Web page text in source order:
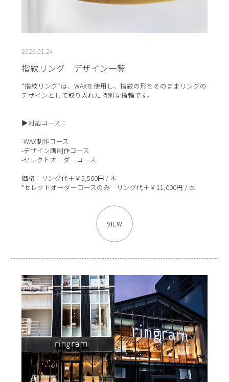
2026.01.24
指紋リング デザイン一覧
“指紋リング”は、WAXを使用し、指紋の形をそのままリングの
デザインとして取り入れた特別な指輪です。
▶対応コース：
-WAX制作コース
-デザイン画制作コース
-セレクトオーダーコース
価格：リング代＋￥5,500円 / 本
*セレクトオーダーコースのみ リング代＋￥11,000円 / 本